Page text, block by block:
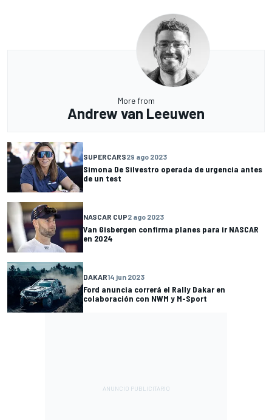
More from
Andrew van Leeuwen
SUPERCARS29 ago 2023
Simona De Silvestro operada de urgencia antes
de un test
NASCAR CUP2 ago 2023
Van Gisbergen confirma planes para ir NASCAR
en 2024
DAKAR14 jun 2023
Ford anuncia correrá el Rally Dakar en
colaboración con NWM y M-Sport